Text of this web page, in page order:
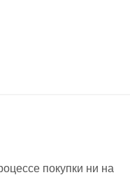
покупки ни на